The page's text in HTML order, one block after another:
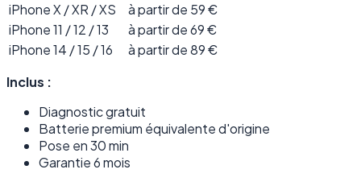
iPhone X / XR / XS
à partir de 59 €
iPhone 11 / 12 / 13
à partir de 69 €
iPhone 14 / 15 / 16
à partir de 89 €
Inclus :
Diagnostic gratuit
Batterie premium équivalente d'origine
Pose en 30 min
Garantie 6 mois